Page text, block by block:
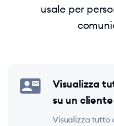
usale per
Visualizza
su un cliente
Visualizza tutto